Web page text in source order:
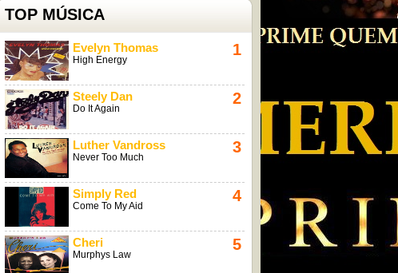
TOP MÚSICA
1
Evelyn Thomas
High Energy
2
Steely Dan
Do It Again
3
Luther Vandross
Never Too Much
4
Simply Red
Come To My Aid
5
Cheri
Murphys Law